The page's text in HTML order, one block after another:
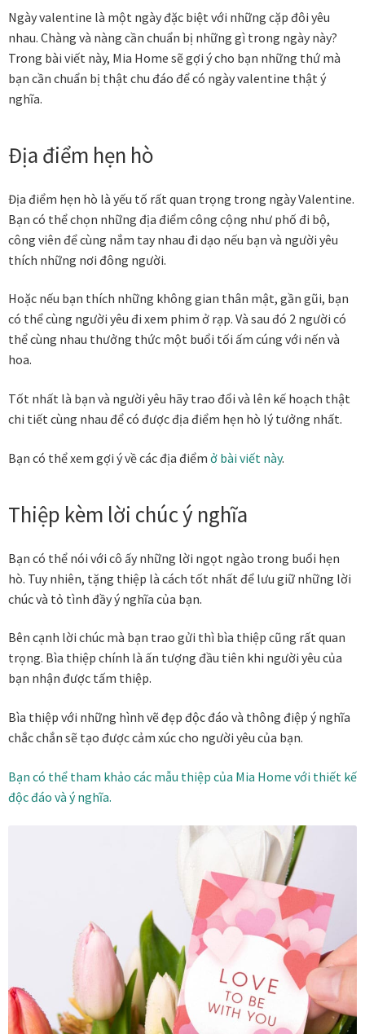
Chính Sách Bảo Mật
Chính Sách Đổi Trả
Chính sách đổi trả hàng
Đăng ký thành viên
Danh Lam Collection
Điều Khoản Sử Dụng
Kim Mã – Tranh sơn mài dát vàng
Liên Diệp collection
Liên Hoa – Tranh hoa sen sơn mài
Reflections by the River
Tranh ánh kim Collection
Tranh sơn mài Thư Pháp
Trống Đồng Collection
Vũ khúc thiên nga Collection
Các dòng giấy in Giclee
Catalogue Bộ Sưu Tập Mã Vương
Ngày valentine là một ngày đặc biệt với những cặp đôi yêu
nhau. Chàng và nàng cần chuẩn bị những gì trong ngày này?
Trong bài viết này, Mia Home sẽ gợi ý cho bạn những thứ mà
bạn cần chuẩn bị thật chu đáo để có ngày valentine thật ý
nghĩa.
Địa điểm hẹn hò
Địa điểm hẹn hò là yếu tố rất quan trọng trong ngày Valentine.
Bạn có thể chọn những địa điểm công cộng như phố đi bộ,
công viên để cùng nắm tay nhau đi dạo nếu bạn và người yêu
thích những nơi đông người.
Hoặc nếu bạn thích những không gian thân mật, gần gũi, bạn
có thể cùng người yêu đi xem phim ở rạp. Và sau đó 2 người có
thể cùng nhau thưởng thức một buổi tối ấm cúng với nến và
hoa.
Tốt nhất là bạn và người yêu hãy trao đổi và lên kế hoạch thật
chi tiết cùng nhau để có được địa điểm hẹn hò lý tưởng nhất.
Bạn có thể xem gợi ý về các địa điểm ở bài viết này.
Thiệp kèm lời chúc ý nghĩa
Bạn có thể nói với cô ấy những lời ngọt ngào trong buổi hẹn
hò. Tuy nhiên, tặng thiệp là cách tốt nhất để lưu giữ những lời
chúc và tỏ tình đầy ý nghĩa của bạn.
Bên cạnh lời chúc mà bạn trao gửi thì bìa thiệp cũng rất quan
trọng. Bìa thiệp chính là ấn tượng đầu tiên khi người yêu của
bạn nhận được tấm thiệp.
Bìa thiệp với những hình vẽ đẹp độc đáo và thông điệp ý nghĩa
chắc chắn sẽ tạo được cảm xúc cho người yêu của bạn.
Bạn có thể tham khảo các mẫu thiệp của Mia Home với thiết kế
độc đáo và ý nghĩa.